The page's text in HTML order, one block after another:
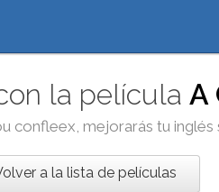
la películaA
confleex, mejorarás tu inglés
a la lista de películas